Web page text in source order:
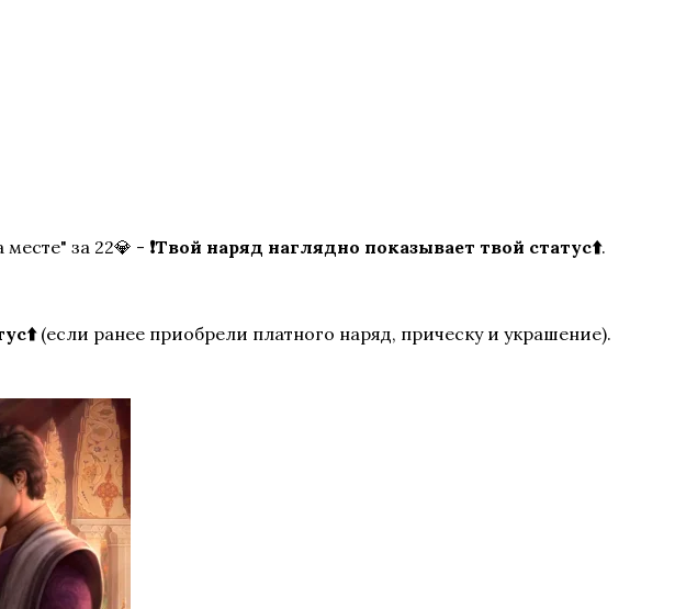
за 22💎 - ❗Твой наряд наглядно показывает твой статус⬆️.
(если ранее приобрели платного наряд, прическу и украшение).